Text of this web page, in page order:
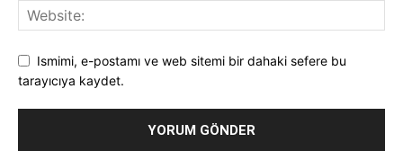
Ismimi, e-postamı ve web sitemi bir dahaki sefere bu
tarayıcıya kaydet.